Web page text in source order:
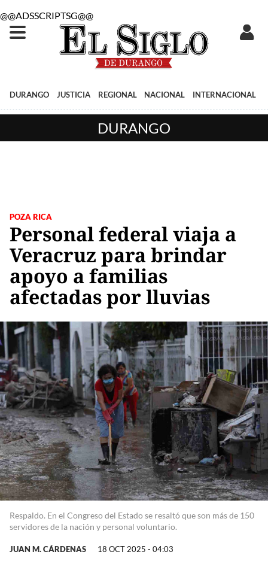
@@ADSSCRIPTSG@@
DURANGO JUSTICIA REGIONAL NACIONAL INTERNACIONAL
DURANGO
POZA RICA
Personal federal viaja a
Veracruz para brindar
apoyo a familias
afectadas por lluvias
Respaldo. En el Congreso del Estado se resaltó que son más de 150
servidores de la nación y personal voluntario.
JUAN M. CÁRDENAS 18 OCT 2025 - 04:03